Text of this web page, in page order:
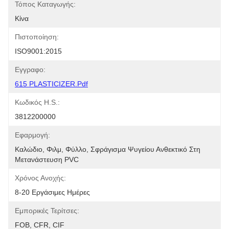
Τόπος Καταγωγής:
Κίνα
Πιστοποίηση:
ISO9001:2015
Εγγραφο:
615 PLASTICIZER.pdf
Κωδικός H.S.:
3812200000
Εφαρμογή:
Καλώδιο, Φιλμ, Φύλλο, Σφράγισμα Ψυγείου Ανθεκτικό Στη
Μετανάστευση PVC
Χρόνος Ανοχής:
8-20 Εργάσιμες Ημέρες
Εμπορικές Τερίτσες:
FOB, CFR, CIF